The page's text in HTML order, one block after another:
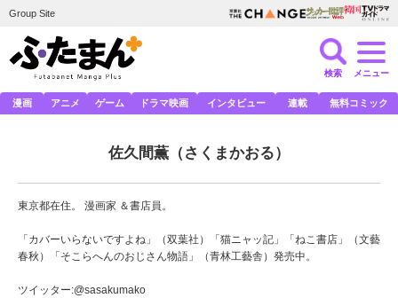
Group Site
検索 メニュー
漫画 アニメ ゲーム ドラマ映画 インタビュー 連載 無料コミック
佐久間薫 （さくまかおる）
東京都在住。 漫画家 ＆書店員。
「カバーいらないですよね」（双葉社）「猫ニャッ記」「ねこ書店」（文藝
春秋）「そこらへんのおじさん物語」（青林工藝舎）発売中。
ツイッター:@sasakumako